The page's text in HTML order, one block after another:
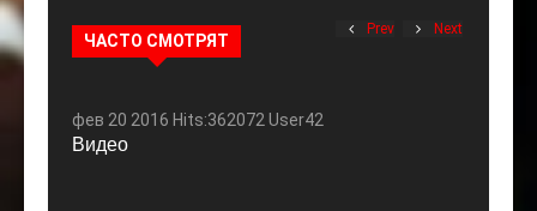
ЧАСТО СМОТРЯТ
Prev Next
фев 20 2016 Hits:362072 User42
Видео